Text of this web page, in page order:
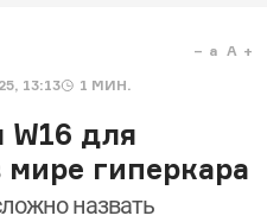
13:13 1 МИН.
a A
для
гиперкара
назвать